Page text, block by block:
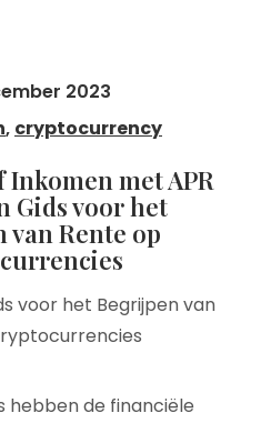
2023
, cryptocurrency
Inkomen met APR
Gids voor het
van Rente op
voor het Begrijpen van
de financiële